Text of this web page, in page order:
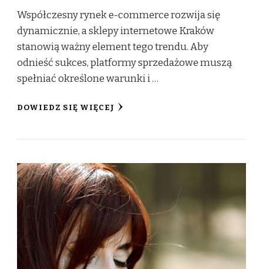
Współczesny rynek e-commerce rozwija się
dynamicznie, a sklepy internetowe Kraków
stanowią ważny element tego trendu. Aby
odnieść sukces, platformy sprzedażowe muszą
spełniać określone warunki i …
DOWIEDZ SIĘ WIĘCEJ